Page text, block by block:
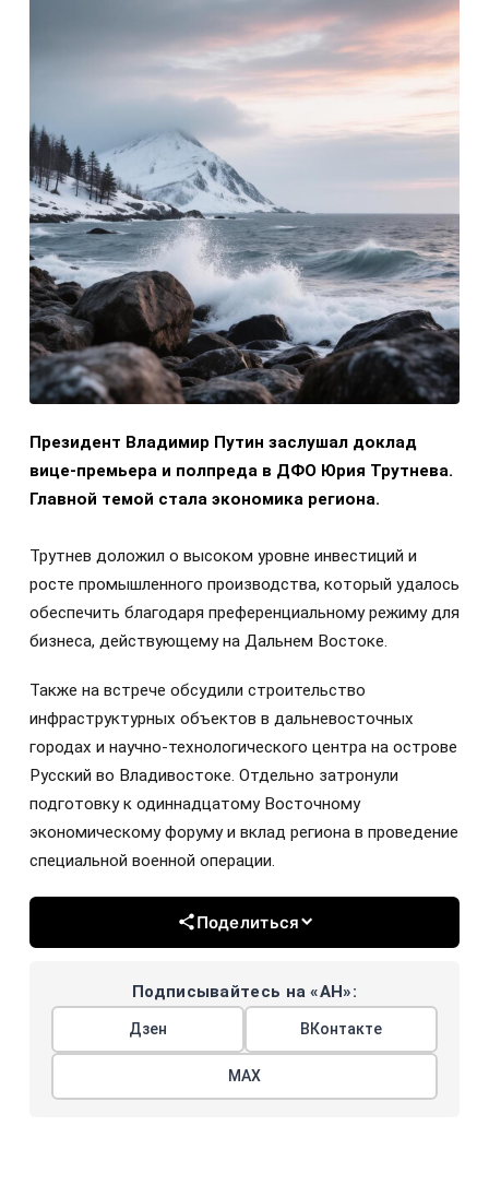
Президент Владимир Путин заслушал доклад
вице-премьера и полпреда в ДФО Юрия Трутнева.
Главной темой стала экономика региона.
Трутнев доложил о высоком уровне инвестиций и
росте промышленного производства, который удалось
обеспечить благодаря преференциальному режиму для
бизнеса, действующему на Дальнем Востоке.
Также на встрече обсудили строительство
инфраструктурных объектов в дальневосточных
городах и научно-технологического центра на острове
Русский во Владивостоке. Отдельно затронули
подготовку к одиннадцатому Восточному
экономическому форуму и вклад региона в проведение
специальной военной операции.
Поделиться
Подписывайтесь на «АН»:
Дзен ВКонтакте
МАХ